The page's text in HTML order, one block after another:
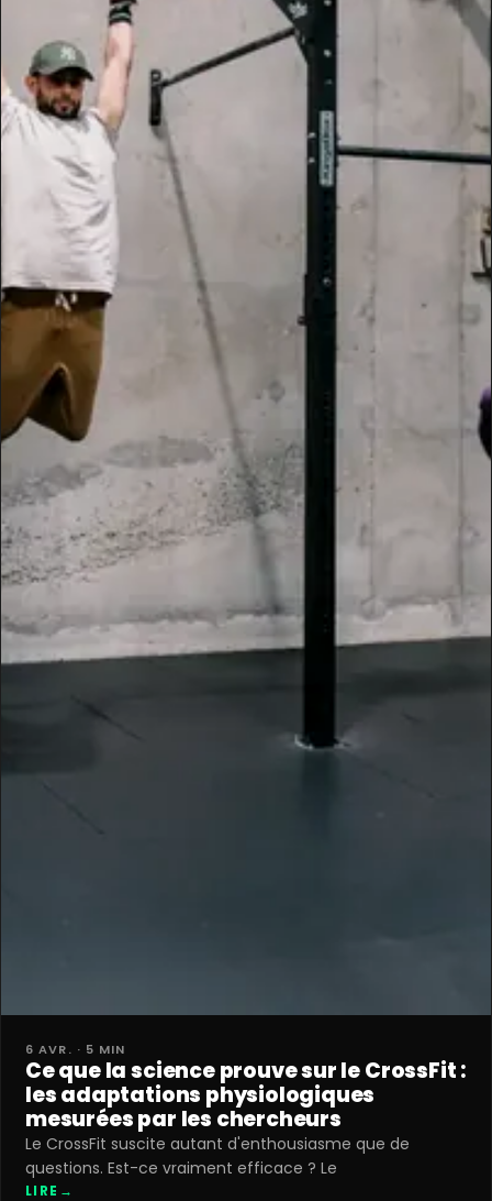
6 AVR. · 5 MIN
Ce que la science prouve sur le CrossFit :
les adaptations physiologiques
mesurées par les chercheurs
Le CrossFit suscite autant d'enthousiasme que de
questions. Est-ce vraiment efficace ? Le
LIRE →